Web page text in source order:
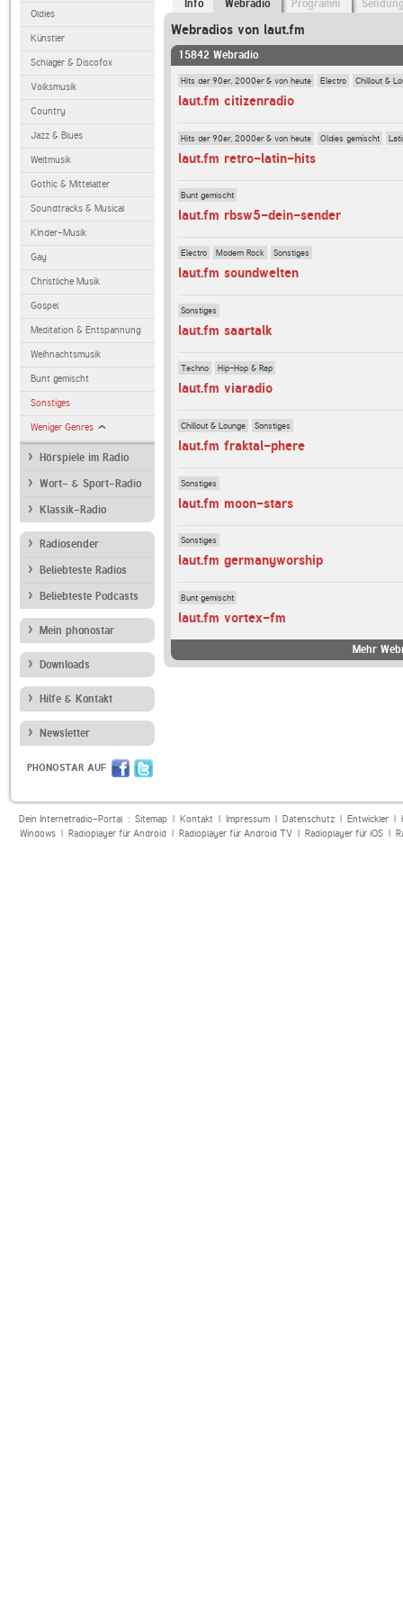
Oldies
Künstler
Schlager & Discofox
Volksmusik
Country
Jazz & Blues
Weltmusik
Gothic & Mittelalter
Soundtracks & Musical
Kinder-Musik
Gay
Christliche Musik
Gospel
Meditation & Entspannung
Weihnachtsmusik
Bunt gemischt
Sonstiges
Weniger Genres
Hörspiele im Radio
Wort- & Sport-Radio
Klassik-Radio
Radiosender
Beliebteste Radios
Beliebteste Podcasts
Mein phonostar
Downloads
Hilfe & Kontakt
Newsletter
PHONOSTAR AUF
Info Webradio Programm
Webradios von laut.fm
15842 Webradio
Hits der 90er, 2000er & von heute Electro Chillout &
laut.fm citizenradio
Hits der 90er, 2000er & von heute Oldies gemischt
laut.fm retro-latin-hits
Bunt gemischt
laut.fm rbsw5-dein-sender
Electro Modern Rock Sonstiges
laut.fm soundwelten
Sonstiges
laut.fm saartalk
Techno Hip-Hop & Rap
laut.fm viaradio
Chillout & Lounge Sonstiges
laut.fm fraktal-phere
Sonstiges
laut.fm moon-stars
Sonstiges
laut.fm germanyworship
Bunt gemischt
laut.fm vortex-fm
Mehr
Dein Internetradio-Portal : Sitemap| Kontakt| Impressum| Datenschutz| Entwickler|
Windows| Radioplayer für Android| Radioplayer für Android TV| Radioplayer für iOS|